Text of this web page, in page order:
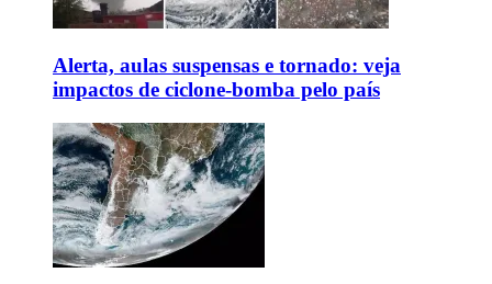
Alerta, aulas suspensas e tornado: veja
impactos de ciclone-bomba pelo país